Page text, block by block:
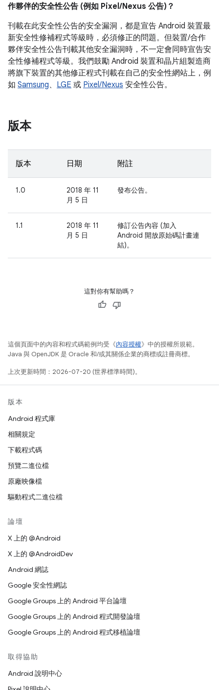
作夥伴的安全性公告 (例如 Pixel/Nexus 公告)？
刊載在此安全性公告的安全漏洞，都是宣告 Android 裝置最
新安全性修補程式等級時，必須修正的問題。但裝置/合作
夥伴安全性公告刊載其他安全漏洞時，不一定會同時宣告安
全性修補程式等級。我們鼓勵 Android 裝置和晶片組製造商
將旗下裝置的其他修正程式刊載在自己的安全性網站上，例
如 Samsung、 LGE 或 Pixel/Nexus 安全性公告。
版本
版本 日期 附註
1.0
2018 年 11
月 5 日
發布公告。
1.1
2018 年 11
月 5 日
修訂公告內容 (加入
Android 開放原始碼計畫連
結)。
這對你有幫助嗎？
這個頁面中的內容和程式碼範例均受《內容授權》中的授權所規範。
Java 與 OpenJDK 是 Oracle 和/或其關係企業的商標或註冊商標。
上次更新時間：2026-07-20 (世界標準時間)。
版本
Android 程式庫
相關規定
下載程式碼
預覽二進位檔
原廠映像檔
驅動程式二進位檔
論壇
X 上的 @Android
X 上的 @AndroidDev
Android 網誌
Google 安全性網誌
Google Groups 上的 Android 平台論壇
Google Groups 上的 Android 程式開發論壇
Google Groups 上的 Android 程式移植論壇
取得協助
Android 說明中心